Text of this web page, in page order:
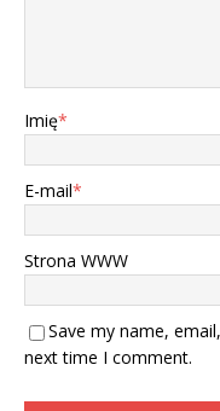
Imię*
E-mail*
Strona WWW
Save my name,
next time I comment.